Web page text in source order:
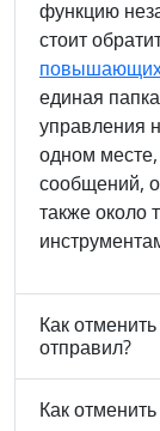
функцию
стоит
повышающих
единая
управления
одном
сообщений,
также около
Как
отправил?
Как